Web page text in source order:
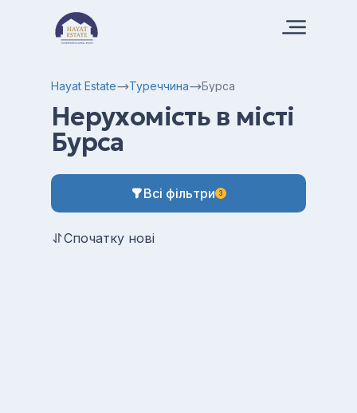
Hayat Estate Туреччина Бурса
Нерухомість в місті
Бурса
Всі фільтри 3
Спочатку нові